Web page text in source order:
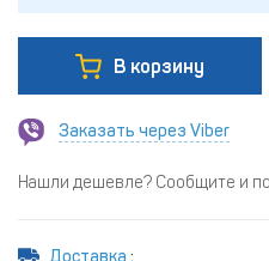
В корзину
Заказать через Viber
Нашли дешевле? Сообщите и
Доставка :